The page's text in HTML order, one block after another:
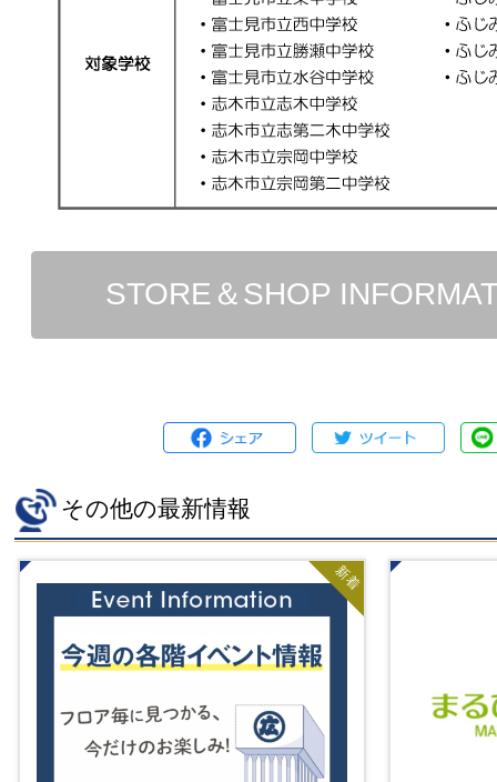
STORE＆SHOP
その他の最新情報
新着